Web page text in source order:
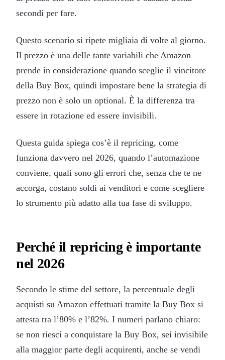
secondi per fare.
Questo scenario si ripete migliaia di volte al giorno.
Il prezzo è una delle tante variabili che Amazon
prende in considerazione quando sceglie il vincitore
della Buy Box, quindi impostare bene la strategia di
prezzo non è solo un optional. È la differenza tra
essere in rotazione ed essere invisibili.
Questa guida spiega cos’è il repricing, come
funziona davvero nel 2026, quando l’automazione
conviene, quali sono gli errori che, senza che te ne
accorga, costano soldi ai venditori e come scegliere
lo strumento più adatto alla tua fase di sviluppo.
Perché il repricing è importante
nel 2026
Secondo le stime del settore, la percentuale degli
acquisti su Amazon effettuati tramite la Buy Box si
attesta tra l’80% e l’82%. I numeri parlano chiaro:
se non riesci a conquistare la Buy Box, sei invisibile
alla maggior parte degli acquirenti, anche se vendi